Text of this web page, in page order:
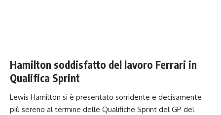
Hamilton soddisfatto del lavoro Ferrari in
Qualifica Sprint
Lewis Hamilton si è presentato sorridente e decisamente
più sereno al termine delle Qualifiche Sprint del GP del